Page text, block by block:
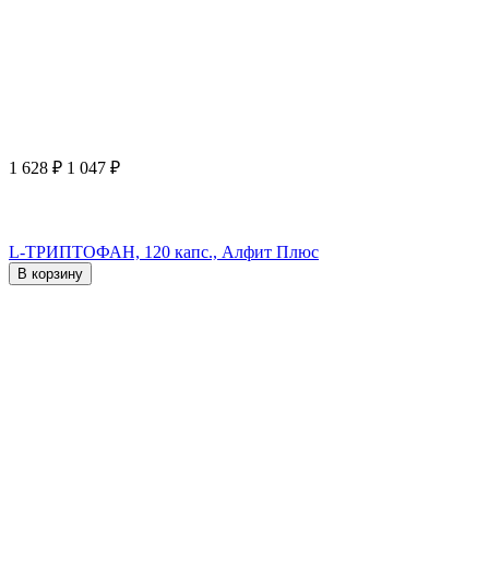
1 628 ₽ 1 047 ₽
L-ТРИПТОФАН, 120 капс., Алфит Плюс
В корзину